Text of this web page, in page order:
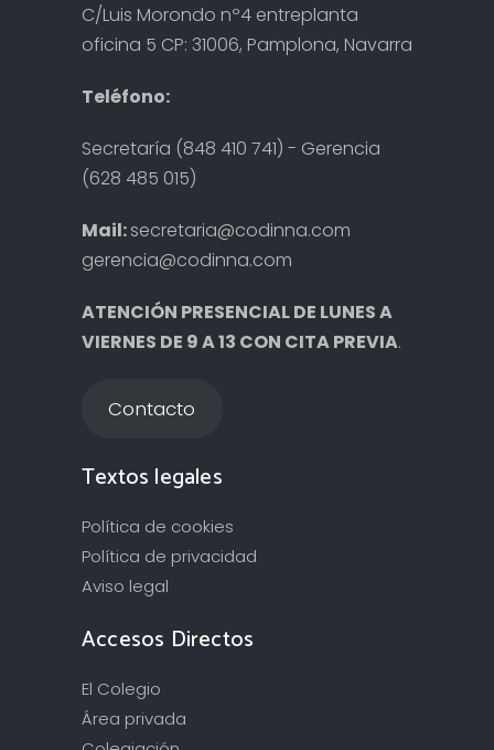
C/Luis Morondo nº4 entreplanta
oficina 5 CP: 31006, Pamplona, Navarra
Teléfono:
Secretaría (848 410 741) - Gerencia
(628 485 015)
Mail:secretaria@codinna.com
gerencia@codinna.com
ATENCIÓN PRESENCIAL DE LUNES A
VIERNES DE 9 A 13 CON CITA PREVIA.
Contacto
Textos legales
Política de cookies
Política de privacidad
Aviso legal
Accesos Directos
El Colegio
Área privada